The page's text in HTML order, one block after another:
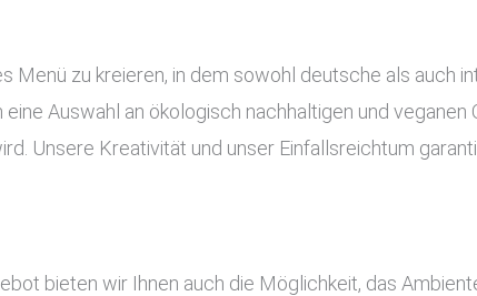
zu kreieren, in dem sowohl deutsche als auch
Auswahl an ökologisch nachhaltigen und veganen
Unsere Kreativität und unser Einfallsreichtum
bieten wir Ihnen auch die Möglichkeit, das